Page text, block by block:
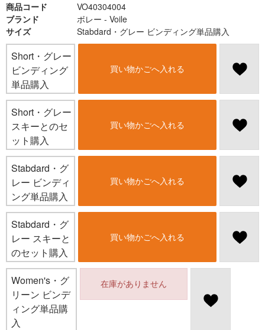
商品コード
VO40304004
ブランド
ボレー - Voile
サイズ
Stabdard・グレー ビンディング単品購入
Short・グレー
ビンディング
単品購入
買い物かごへ入れる
Short・グレー
スキーとのセ
ット購入
買い物かごへ入れる
Stabdard・グ
レー ビンディ
ング単品購入
買い物かごへ入れる
Stabdard・グ
レー スキーと
のセット購入
買い物かごへ入れる
Women's・グ
リーン ビンデ
ィング単品購
入
在庫がありません